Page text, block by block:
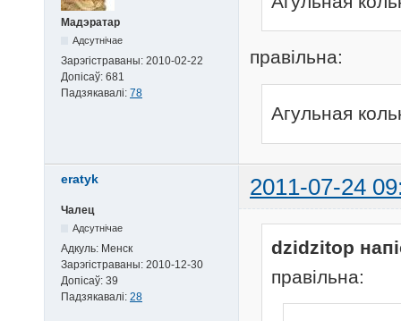
Мадэратар
Адсутнічае
Зарэгістраваны: 2010-02-22
Допісаў: 681
Падзякавалі: 78
правільна:
Агульная
eratyk 2011-07-24
Чалец
Адсутнічае
Адкуль: Менск
Зарэгістраваны: 2010-12-30
Допісаў: 39
Падзякавалі: 28
dzidzitop
правільна: